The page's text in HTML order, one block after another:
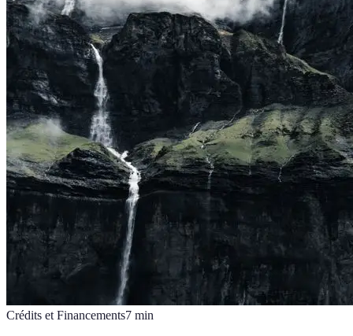
Crédits et Financements7 min